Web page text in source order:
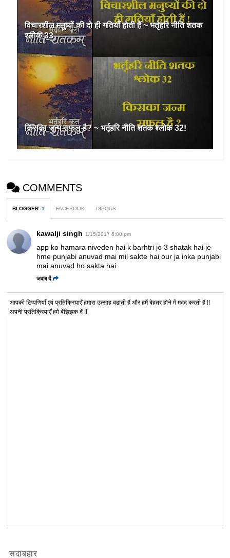
विचारशील मनुष्यों की दो ही गतियाँ होती हैं ~ भर्तृहरि नीति शतक
श्लोक 33
किसका जन्म सफल है? ~ भर्तृहरि नीति शतक श्लोक 32!
COMMENTS
BLOGGER:1 FACEBOOK DISQUS
kawalji singh 1/15/2017 6:00 pm
app ko hamara niveden hai k barhtri jo 3 shatak hai je
hme punjabi anuvad mai mil sakte hai our ja inka punjabi
mai anuvad ho sakta hai
जवाब दें
आपकी टिप्पणियाँ एवं प्रतिक्रियाएँ हमारा उत्साह बढाती हैं और हमें बेहतर होने में मदद करती हैं !!
अपनी प्रतिक्रियाएँ हमें बेझिझक दें !!
सदाबहार